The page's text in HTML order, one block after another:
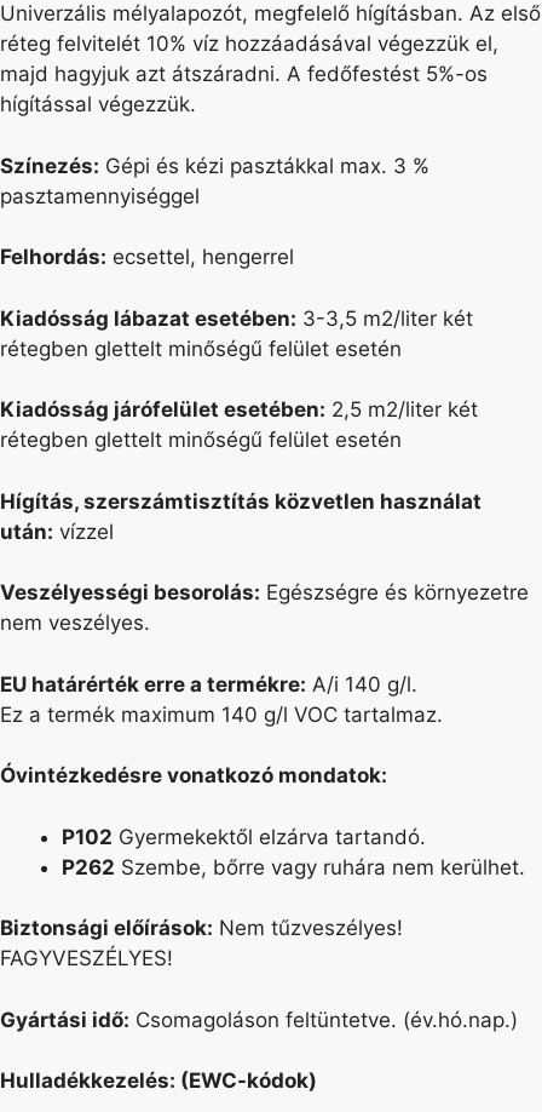
Univerzális mélyalapozót, megfelelő hígításban. Az első
réteg felvitelét 10% víz hozzáadásával végezzük el,
majd hagyjuk azt átszáradni. A fedőfestést 5%-os
hígítással végezzük.
Színezés: Gépi és kézi pasztákkal max. 3 %
pasztamennyiséggel
Felhordás: ecsettel, hengerrel
Kiadósság lábazat esetében: 3-3,5 m2/liter két
rétegben glettelt minőségű felület esetén
Kiadósság járófelület esetében: 2,5 m2/liter két
rétegben glettelt minőségű felület esetén
Hígítás, szerszámtisztítás közvetlen használat
után: vízzel
Veszélyességi besorolás: Egészségre és környezetre
nem veszélyes.
EU határérték erre a termékre: A/i 140 g/l.
Ez a termék maximum 140 g/l VOC tartalmaz.
Óvintézkedésre vonatkozó mondatok:
P102 Gyermekektől elzárva tartandó.
P262 Szembe, bőrre vagy ruhára nem kerülhet.
Biztonsági előírások: Nem tűzveszélyes!
FAGYVESZÉLYES!
Gyártási idő: Csomagoláson feltüntetve. (év.hó.nap.)
Hulladékkezelés: (EWC-kódok)